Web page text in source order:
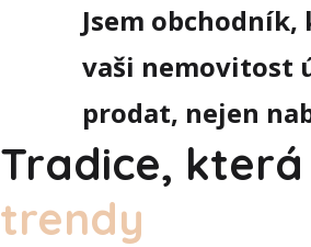
Jsem
vaši nemovitost
prodat, nejen
Tradice, která
trendy